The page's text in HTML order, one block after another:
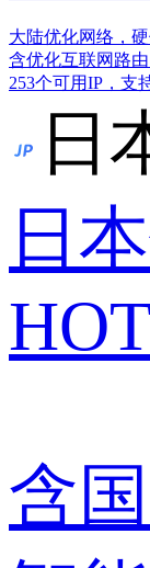
大陆优化网络，
含优化互联网路
253个可用IP，支
日
日
HOT
含